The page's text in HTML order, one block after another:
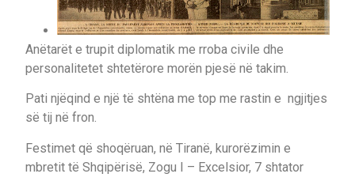
Anëtarët e trupit diplomatik me rroba civile dhe
personalitetet shtetërore morën pjesë në takim.
Pati njëqind e një të shtëna me top me rastin e ngjitjes
së tij në fron.
Festimet që shoqëruan, në Tiranë, kurorëzimin e
mbretit të Shqipërisë, Zogu I – Excelsior, 7 shtator